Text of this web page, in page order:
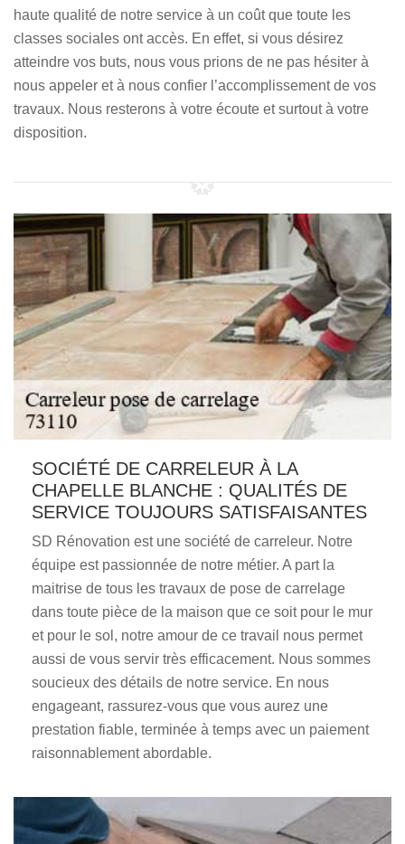
haute qualité de notre service à un coût que toute les
classes sociales ont accès. En effet, si vous désirez
atteindre vos buts, nous vous prions de ne pas hésiter à
nous appeler et à nous confier l’accomplissement de vos
travaux. Nous resterons à votre écoute et surtout à votre
disposition.
SOCIÉTÉ DE CARRELEUR À LA
CHAPELLE BLANCHE : QUALITÉS DE
SERVICE TOUJOURS SATISFAISANTES
SD Rénovation est une société de carreleur. Notre
équipe est passionnée de notre métier. A part la
maitrise de tous les travaux de pose de carrelage
dans toute pièce de la maison que ce soit pour le mur
et pour le sol, notre amour de ce travail nous permet
aussi de vous servir très efficacement. Nous sommes
soucieux des détails de notre service. En nous
engageant, rassurez-vous que vous aurez une
prestation fiable, terminée à temps avec un paiement
raisonnablement abordable.